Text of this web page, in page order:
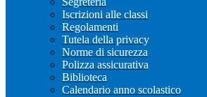
Iscrizioni alle classi
Regolamenti
Tutela della privacy
Norme di sicurezza
Polizza assicurativa
Biblioteca
Calendario anno scolastico